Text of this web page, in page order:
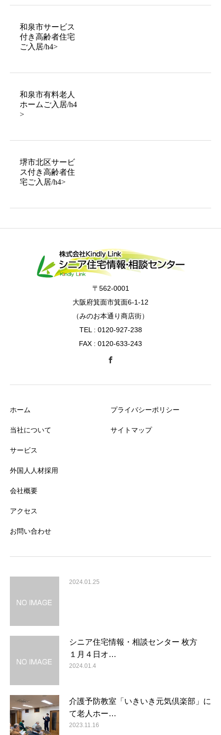
和泉市サービス
付き高齢者住宅
ご入居/h4>
和泉市有料老人
ホームご入居/h4
>
堺市北区サービ
ス付き高齢者住
宅ご入居/h4>
〒562-0001
大阪府箕面市箕面6-1-12
（みのお本通り商店街）
TEL : 0120-927-238
FAX : 0120-633-243
ホーム
当社について
サービス
外国人人材採用
会社概要
アクセス
お問い合わせ
プライバシーポリシー
サイトマップ
2024.01.25
シニア住宅情報・相談センター 枚方
１月４日オ…
2024.01.4
介護予防教室「いきいき元気倶楽部」に
て老人ホー…
2023.11.16